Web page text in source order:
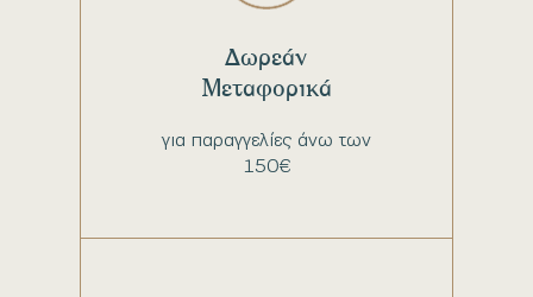
για παραγγελίες άνω των
150€
Δωρεάν
Μεταφορικά